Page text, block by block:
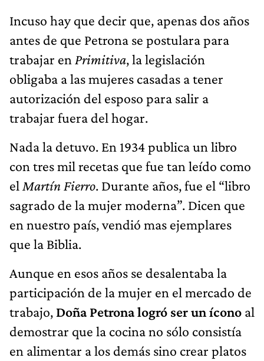
Incuso hay que decir que, apenas dos años
antes de que Petrona se postulara para
trabajar en Primitiva, la legislación
obligaba a las mujeres casadas a tener
autorización del esposo para salir a
trabajar fuera del hogar.
Nada la detuvo. En 1934 publica un libro
con tres mil recetas que fue tan leído como
el Martín Fierro. Durante años, fue el “libro
sagrado de la mujer moderna”. Dicen que
en nuestro país, vendió mas ejemplares
que la Biblia.
Aunque en esos años se desalentaba la
participación de la mujer en el mercado de
trabajo, Doña Petrona logró ser un ícono al
demostrar que la cocina no sólo consistía
en alimentar a los demás sino crear platos